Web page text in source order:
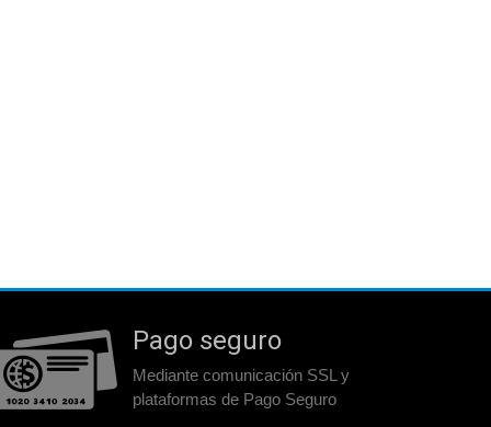
Pago seguro
Mediante comunicación SSL y
plataformas de Pago Seguro